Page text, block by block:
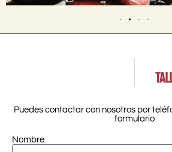
Puedes contactar con nosotros por
formulario
Nombre